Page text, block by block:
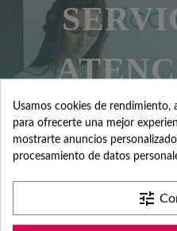
Contacta con
Usamos cookies de rendimiento,
para ofrecerte una mejor
mostrarte anuncios
procesamiento de datos
tune